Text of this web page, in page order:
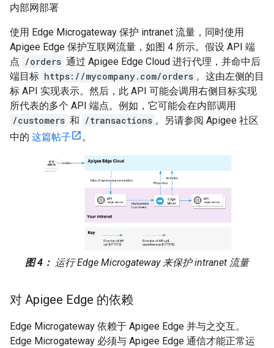
内部网部署
使用 Edge Microgateway 保护 intranet 流量，同时使用
Apigee Edge 保护互联网流量，如图 4 所示。假设 API 端
点 /orders 通过 Apigee Edge Cloud 进行代理，并命中后
端目标 https://mycompany.com/orders 。这由左侧的目
标 API 实现表示。然后，此 API 可能会调用右侧目标实现
所代表的多个 API 端点。例如，它可能会在内部调用
/customers 和 /transactions 。另请参阅 Apigee 社区
中的 这篇帖子 。
图 4： 运行 Edge Microgateway 来保护 intranet 流量
对 Apigee Edge 的依赖
Edge Microgateway 依赖于 Apigee Edge 并与之交互。
Edge Microgateway 必须与 Apigee Edge 通信才能正常运